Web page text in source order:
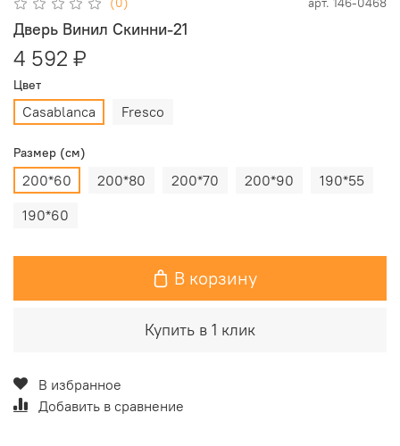
Дверь Винил Скинни-21
4 592 ₽
Цвет
Casablanca Fresco
Размер (см)
200*60 200*80 200*70 200*90
190*55
190*60
В корзину
Купить в 1 клик
В избранное
Добавить в сравнение